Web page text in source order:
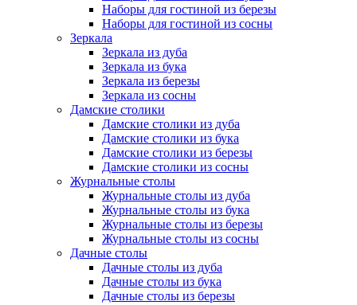
Наборы для гостиной из березы
Наборы для гостиной из сосны
Зеркала
Зеркала из дуба
Зеркала из бука
Зеркала из березы
Зеркала из сосны
Дамские столики
Дамские столики из дуба
Дамские столики из бука
Дамские столики из березы
Дамские столики из сосны
Журнальные столы
Журнальные столы из дуба
Журнальные столы из бука
Журнальные столы из березы
Журнальные столы из сосны
Дачные столы
Дачные столы из дуба
Дачные столы из бука
Дачные столы из березы